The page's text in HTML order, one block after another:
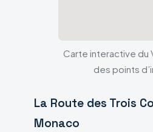
Carte interactive du
des points
La Route des Trois
Monaco